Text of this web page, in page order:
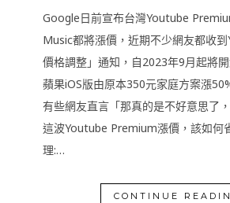
Google日前宣布台灣Youtube
Music都將漲價，近期不少網友都收
價格調整」通知，自2023年9月起將
蘋果iOS版由原本350元家庭方案漲
有些網友直言「那真的是不好意思了
這波Youtube Premium漲價，該如何
理:…
CONTINUE